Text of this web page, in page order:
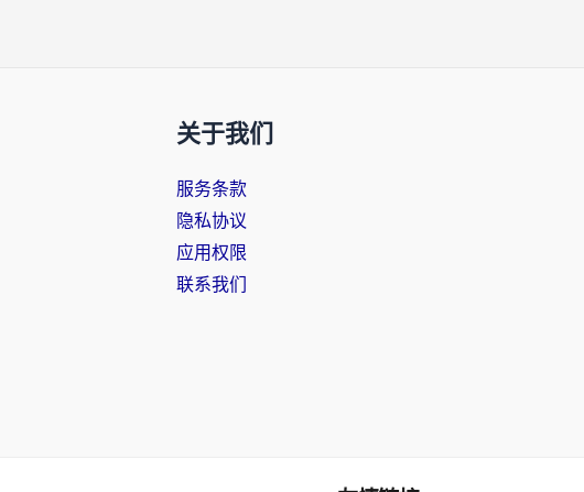
关于我们
服务条款
隐私协议
应用权限
联系我们